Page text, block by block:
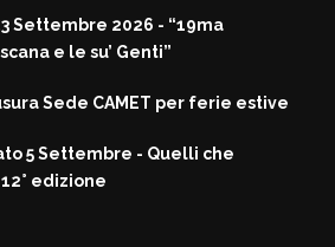
Settembre 2026 - “19ma
e le su’ Genti”
Sede CAMET per ferie estive
5 Settembre - Quelli che
edizione